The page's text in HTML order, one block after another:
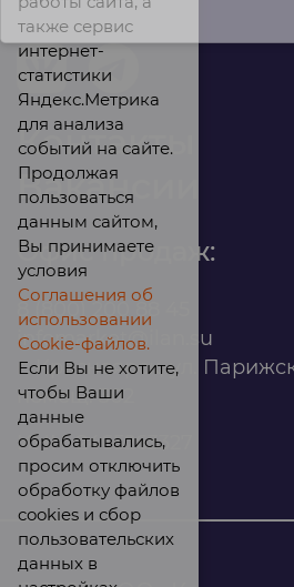
Контакты
Вакансии
Офис продаж:
infomarket@ilan.su
г. Красноярск, ул.
помещ. 302
ИНН: 2465263327
также сервис
интернет-
статистики
Яндекс.Метрика
для анализа
событий на сайте.
Продолжая
пользоваться
данным сайтом,
Вы принимаете
условия
Соглашения об
использовании
Cookie-файлов.
Если Вы не хотите,
чтобы Ваши
данные
обрабатывались,
просим отключить
обработку файлов
cookies и сбор
пользовательских
данных в